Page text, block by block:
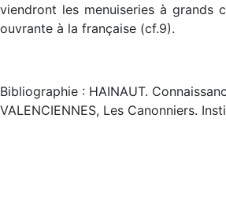
viendront les menuiseries à grands
ouvrante à la française (cf.9).
Bibliographie : HAINAUT.
VALENCIENNES, Les Canonniers.